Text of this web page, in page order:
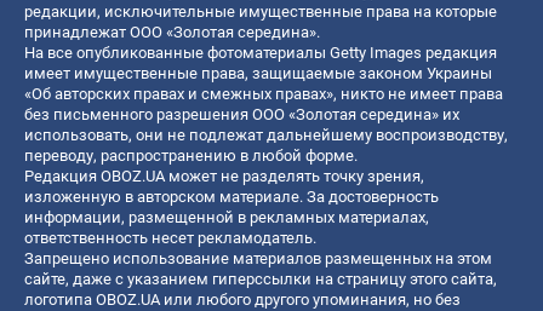
редакции, исключительные имущественные права на которые
принадлежат ООО «Золотая середина».
На все опубликованные фотоматериалы Getty Images редакция
имеет имущественные права, защищаемые законом Украины
«Об авторских правах и смежных правах», никто не имеет права
без письменного разрешения ООО «Золотая середина» их
использовать, они не подлежат дальнейшему воспроизводству,
переводу, распространению в любой форме.
Редакция OBOZ.UA может не разделять точку зрения,
изложенную в авторском материале. За достоверность
информации, размещенной в рекламных материалах,
ответственность несет рекламодатель.
Запрещено использование материалов размещенных на этом
сайте, даже с указанием гиперссылки на страницу этого сайта,
логотипа OBOZ.UA или любого другого упоминания, но без